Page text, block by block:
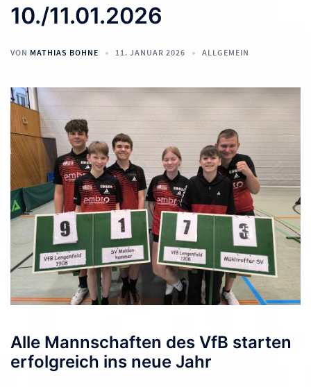
10./11.01.2026
VON MATHIAS BOHNE 11. JANUAR 2026 ALLGEMEIN
Alle Mannschaften des VfB starten
erfolgreich ins neue Jahr